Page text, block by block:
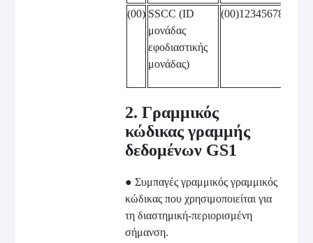
(00) SSCC (ID
μονάδας
εφοδιαστικής
μονάδας)
2. Γραμμικός
κώδικας γραμμής
δεδομένων GS1
● Συμπαγές γραμμικός γραμμικός
κώδικας που χρησιμοποιείται για
τη διαστημική-περιορισμένη
σήμανση.